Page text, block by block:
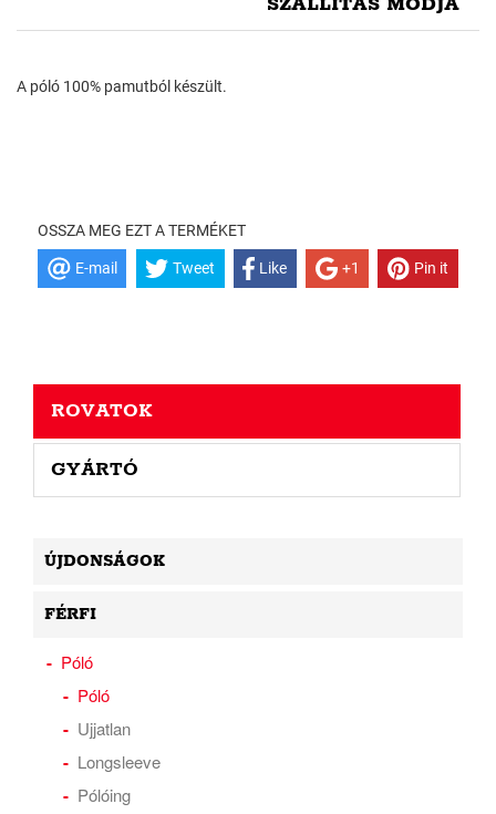
A póló 100% pamutból készült.
OSSZA MEG EZT A TERMÉKET
E-mail Tweet Like +1 Pin it
ROVATOK
GYÁRTÓ
ÚJDONSÁGOK
FÉRFI
Póló
Póló
Ujjatlan
Longsleeve
Pólóing